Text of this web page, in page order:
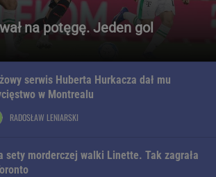
na potęgę. Jeden gol
serwis Huberta Hurkacza dał mu
w Montrealu
RADOSŁAW LENIARSKI
sety morderczej walki Linette. Tak zagrała